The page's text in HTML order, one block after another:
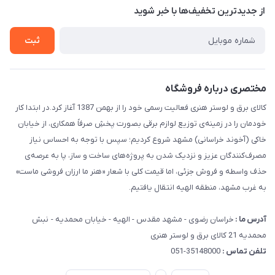
درباره ما
قوانین و مقررات
حریم خصوصی
از جدید‌ترین تخفیف‌ها با‌ خبر شوید
ثبت
مختصری درباره فروشگاه
کالای برق و لوستر هنری فعالیت رسمی خود را از بهمن 1387 آغاز کرد.در ابتدا کار
خودمان را در زمینه‌ی توزیع لوازم برقی بصورت پخشِ صرفاً همکاری، از خیابان
خاکی (آخوند خراسانی) مشهد شروع کردیم؛ سپس با توجه به احساس نیاز
مصرف‌کنندگان عزیز و نزدیک شدن به پروژه‌های ساخت و ساز، پا به عرصه‌ی
حذف واسطه و فروش جزئی، اما قیمت کلی با شعار «هنر ما ارزان فروشی ماست»
به غرب مشهد، منطقه الهیه انتقال یافتیم.
آدرس ما : خراسان رضوی - مشهد مقدس - الهیه - خیابان محمدیه - نبش
محمدیه 21 کالای برق و لوستر هنری
تلفن تماس :